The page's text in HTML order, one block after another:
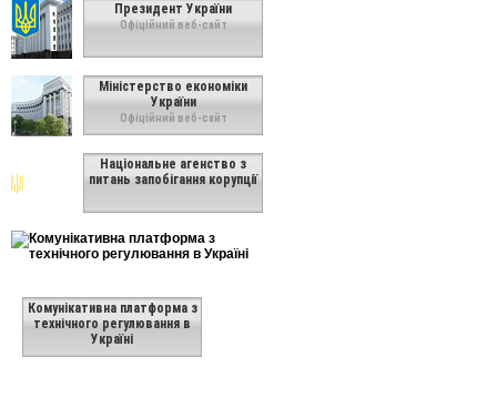
Президент України
Офіційний веб-сайт
Міністерство економіки
України
Офіційний веб-сайт
Національне агенство з
питань запобігання корупції
Комунікативна платформа з
технічного регулювання в
Україні